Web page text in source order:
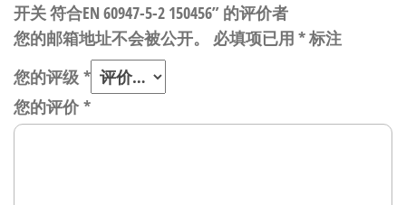
开关 符合EN 60947-5-2 150456” 的评价者
您的邮箱地址不会被公开。
必填项已用 *标注
您的评级 *
您的评价*